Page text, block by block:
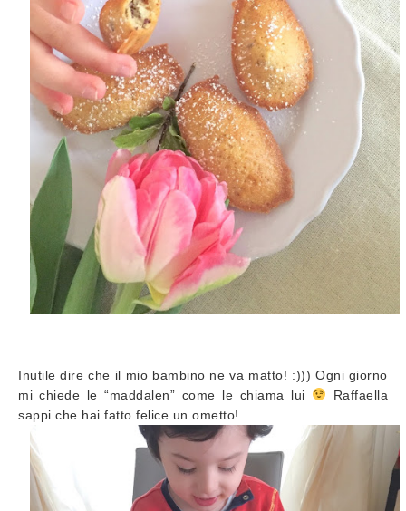
Inutile dire che il mio bambino ne va matto! :))) Ogni giorno
mi chiede le “maddalen” come le chiama lui
Raffaella
sappi che hai fatto felice un ometto!